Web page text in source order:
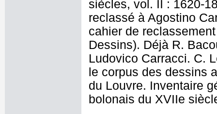
siècles, vol. II : 1620-
reclassé à Agostino
cahier de
Dessins). Déjà R.
Ludovico Carracci. C.
le corpus des dessins
du Louvre. Inventaire
bolonais du XVIIe